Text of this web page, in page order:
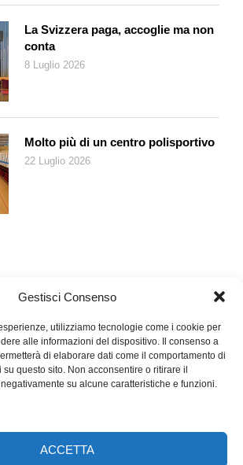
Gestisci Consenso
utilizziamo tecnologie come i cookie per
alle informazioni del dispositivo. Il consenso a
di elaborare dati come il comportamento di
questo sito. Non acconsentire o ritirare il
su alcune caratteristiche e funzioni.
ACCETTA
La Svizzera paga, accoglie ma non
conta
8 Luglio 2026
Molto più di un centro polisportivo
22 Luglio 2026